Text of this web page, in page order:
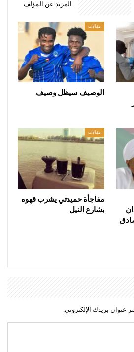
المزيد عن المؤلف
مقالات
الوصيف سيظل وصيف
مقالات
مفاجأة حميدتي يشرب قهوه
بشارع النيل
عنوان بريدك الإلكتروني.